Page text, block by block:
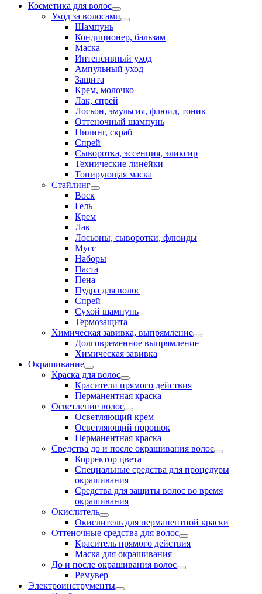
Косметика для волос
Уход за волосами
Шампунь
Кондиционер, бальзам
Маска
Интенсивный уход
Ампульный уход
Защита
Крем, молочко
Лак, спрей
Лосьон, эмульсия, флюид, тоник
Оттеночный шампунь
Пилинг, скраб
Спрей
Сыворотка, эссенция, эликсир
Технические линейки
Тонирующая маска
Стайлинг
Воск
Гель
Крем
Лак
Лосьоны, сыворотки, флюиды
Мусс
Наборы
Паста
Пена
Пудра для волос
Спрей
Сухой шампунь
Термозащита
Химическая завивка, выпрямление
Долговременное выпрямление
Химическая завивка
Окрашивание
Краска для волос
Красители прямого действия
Перманентная краска
Осветление волос
Осветляющий крем
Осветляющий порошок
Перманентная краска
Средства до и после окрашивания волос
Корректор цвета
Специальные средства для процедуры
окрашивания
Средства для защиты волос во время
окрашивания
Окислитель
Окислитель для перманентной краски
Оттеночные средства для волос
Краситель прямого действия
Маска для окрашивания
До и после окрашивания волос
Ремувер
Электроинструменты